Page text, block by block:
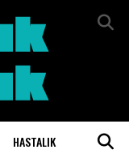
HASTALIK